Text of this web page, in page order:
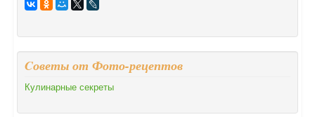
Cоветы от Фото-рецептов
Кулинарные секреты